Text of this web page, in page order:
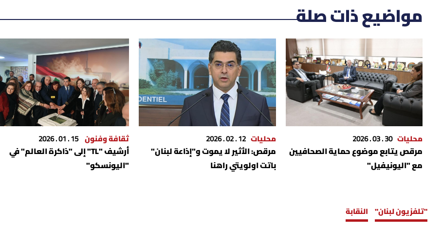
مواضيع ذات صلة
محليات 30 . 03 . 2026
مرقص يتابع موضوع حماية الصحافيين
مع "اليونيفيل"
محليات 12 . 02 . 2026
مرقص: الأثير لا يموت و"إذاعة لبنان"
باتت اولويتي راهنا
ثقافة وفنون 15 . 01 . 2026
أرشيف "TL" إلى "ذاكرة العالم" في
"اليونسكو"
"تلفزيون لبنان" النقابة